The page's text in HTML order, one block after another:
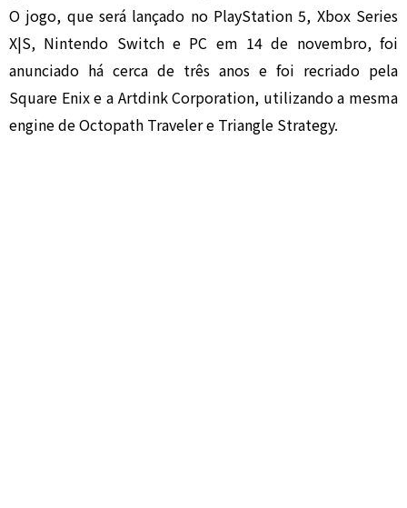
O jogo, que será lançado no PlayStation 5, Xbox Series
X|S, Nintendo Switch e PC em 14 de novembro, foi
anunciado há cerca de três anos e foi recriado pela
Square Enix e a Artdink Corporation, utilizando a mesma
engine de Octopath Traveler e Triangle Strategy.